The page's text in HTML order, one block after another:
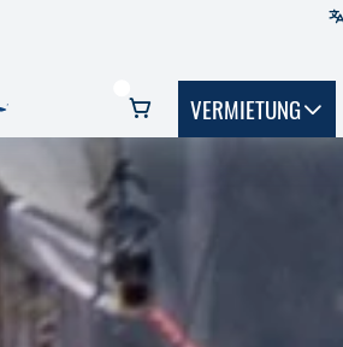
VERMIETUNG